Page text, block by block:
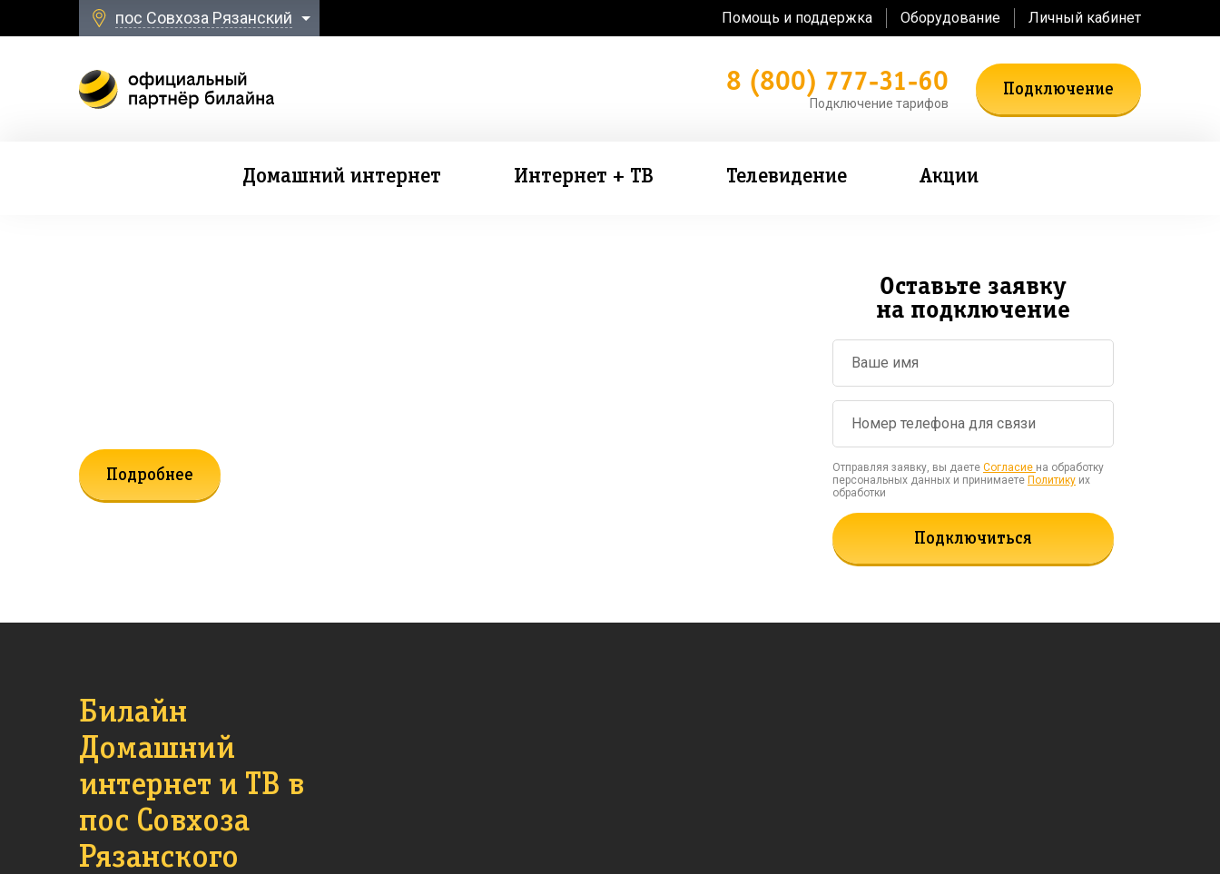
пос Совхоза Рязанский Помощь и поддержка Оборудование Личный кабинет
8 (800) 777-31-60
Подключение тарифов
Подключение
Домашний интернет Интернет + ТВ Телевидение Акции
Подробнее
Оставьте заявку
на подключение
Отправляя заявку, вы даете Согласие на обработку
персональных данных и принимаете Политику их
обработки
Подключиться
Билайн
Домашний
интернет и ТВ в
пос Совхоза
Рязанского